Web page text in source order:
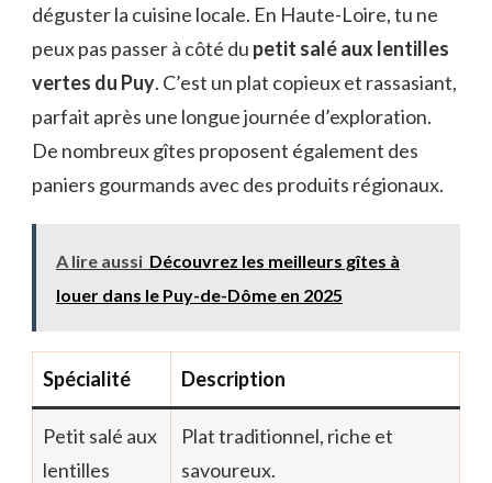
déguster la cuisine locale. En Haute-Loire, tu ne
peux pas passer à côté du petit salé aux lentilles
vertes du Puy. C’est un plat copieux et rassasiant,
parfait après une longue journée d’exploration.
De nombreux gîtes proposent également des
paniers gourmands avec des produits régionaux.
A lire aussi Découvrez les meilleurs gîtes à
louer dans le Puy-de-Dôme en 2025
Spécialité Description
Petit salé aux
lentilles
Plat traditionnel, riche et
savoureux.